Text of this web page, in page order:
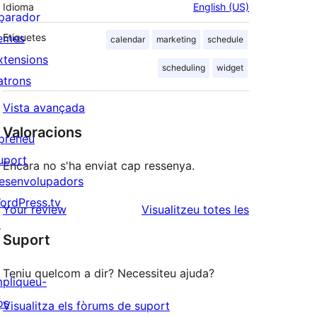
Idioma English (US)
Etiquetes calendar marketing schedule
scheduling widget
Vista avançada
Valoracions
Encara no s'ha enviat cap ressenya.
Your review Visualitzeu totes lesressenyes
Suport
Teniu quelcom a dir? Necessiteu ajuda?
Visualitza els fòrums de suport